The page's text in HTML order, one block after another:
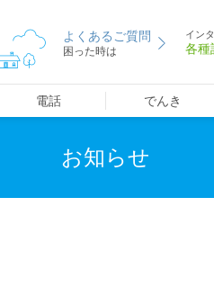
電話 でんき
よくあるご質問
困った時は
イン
各種
お知らせ